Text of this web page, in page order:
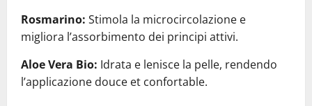
Rosmarino: Stimola la microcircolazione e
migliora l’assorbimento dei principi attivi.
Aloe Vera Bio: Idrata e lenisce la pelle, rendendo
l’applicazione douce et confortable.